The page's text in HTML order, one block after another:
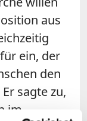
aus
ein, der
den
sagte zu,
im